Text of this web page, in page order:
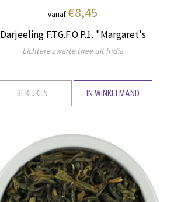
vanaf €8,45
Darjeeling F.T.G.F.O.P.1. "Margaret's
Hope"
Lichtere zwarte thee uit India
BEKIJKEN IN WINKELMAND